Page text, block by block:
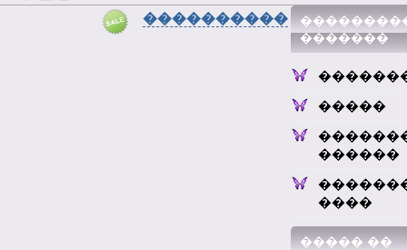
����������
�������
�����
������
����
����� ��